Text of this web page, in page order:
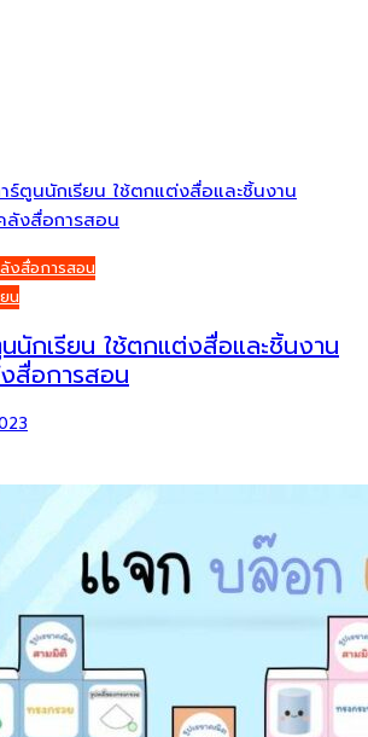
งสื่อการสอน
น
นักเรียน ใช้ตกแต่งสื่อและชิ้นงาน
สื่อการสอน